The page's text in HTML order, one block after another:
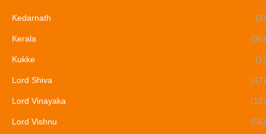
Kedarnath (2)
Kerala (36)
Kukke (1)
Lord Shiva (47)
Lord Vinayaka (12)
Lord Vishnu (56)